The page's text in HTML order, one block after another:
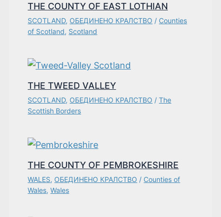
THE COUNTY OF EAST LOTHIAN
SCOTLAND, ОБЕДИНЕНО КРАЛСТВО / Counties
of Scotland, Scotland
THE TWEED VALLEY
SCOTLAND, ОБЕДИНЕНО КРАЛСТВО /The
Scottish Borders
THE COUNTY OF PEMBROKESHIRE
WALES, ОБЕДИНЕНО КРАЛСТВО / Counties of
Wales,Wales